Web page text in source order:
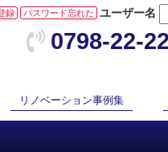
ユーザー名
録 パスワード忘れた
0798-22-
リノベーション事例集